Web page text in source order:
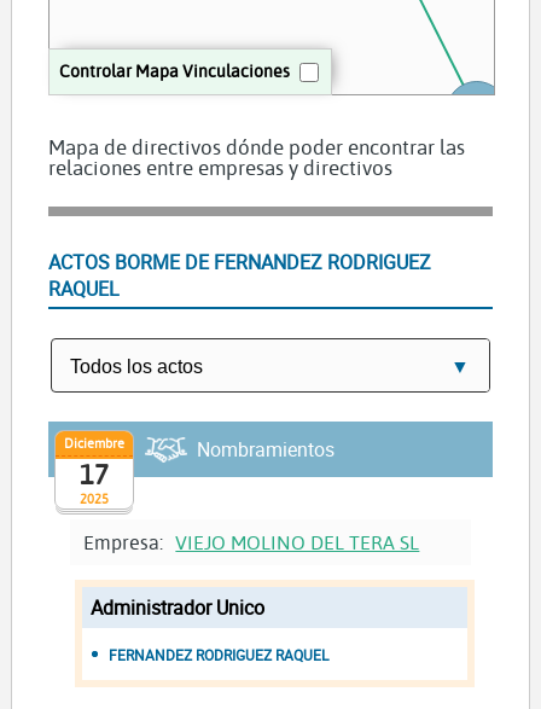
Controlar Mapa Vinculaciones
Mapa de directivos dónde poder encontrar las
relaciones entre empresas y directivos
ACTOS BORME DE FERNANDEZ RODRIGUEZ
RAQUEL
2025
Diciembre
17
Nombramientos
Empresa: VIEJO MOLINO DEL TERA SL
Administrador Unico
FERNANDEZ RODRIGUEZ RAQUEL